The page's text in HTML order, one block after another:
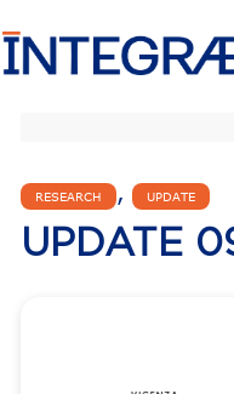
RESEARCH , UPDATE
UPDATE